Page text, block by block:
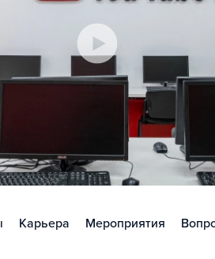
Карьера Мероприятия